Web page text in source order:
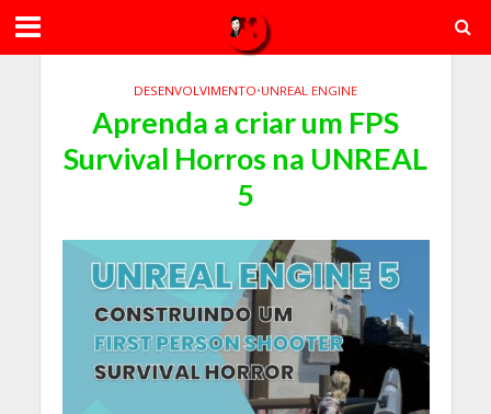
DESENVOLVIMENTO•UNREAL ENGINE
Aprenda a criar um FPS
Survival Horros na UNREAL
5